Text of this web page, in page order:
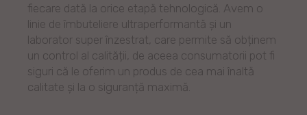
fiecare dată la orice etapă tehnologică. Avem o
linie de îmbuteliere ultraperformantă și un
laborator super înzestrat, care permite să obținem
un control al calității, de aceea consumatorii pot fi
siguri că le oferim un produs de cea mai înaltă
calitate și la o siguranță maximă.